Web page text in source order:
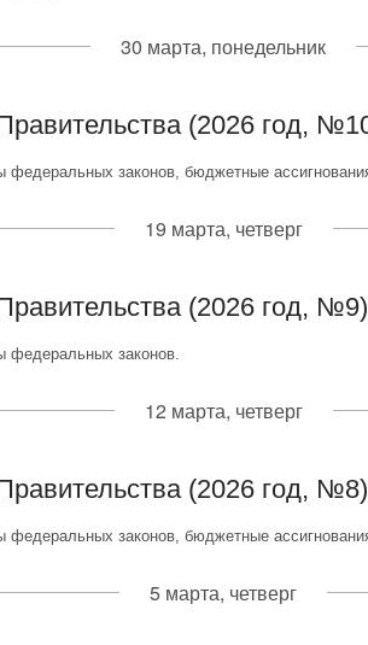
30 марта, понедельник
(2026 год,
федеральных законов, бюджетные
19 марта, четверг
(2026 год, №9)
федеральных законов.
12 марта, четверг
(2026 год, №8)
федеральных законов, бюджетные
5 марта, четверг